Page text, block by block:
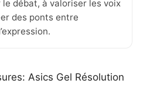
débat, à valoriser les voix
des ponts entre
Asics Gel Résolution